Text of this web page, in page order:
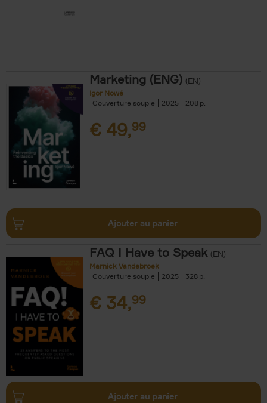
Marketing (ENG) (EN)
Igor Nowé
Couverture souple
2025 208
€ 49,99
Ajouter au panier
FAQ I Have to Speak (EN)
Marnick Vandebroek
Couverture souple
2025 328
€ 34,99
Ajouter au panier